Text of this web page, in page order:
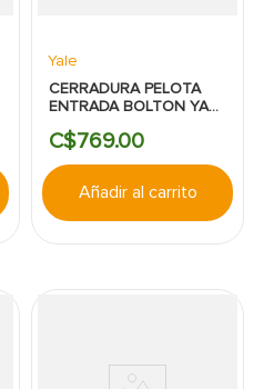
Yale
CERRADURA PELOTA
ENTRADA BOLTON YALE
C$769.00
Añadir al carrito